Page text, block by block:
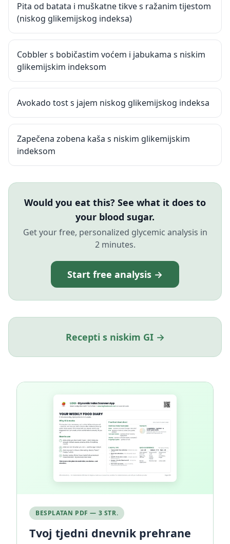
Pita od batata i muškatne tikve s ražanim tijestom
(niskog glikemijskog indeksa)
Cobbler s bobičastim voćem i jabukama s niskim
glikemijskim indeksom
Avokado tost s jajem niskog glikemijskog indeksa
Zapečena zobena kaša s niskim glikemijskim
indeksom
Would you eat this? See what it does to
your blood sugar.
Get your free, personalized glycemic analysis in
2 minutes.
Start free analysis →
Recepti s niskim GI →
BESPLATAN PDF — 3 STR.
Tvoj tjedni dnevnik prehrane